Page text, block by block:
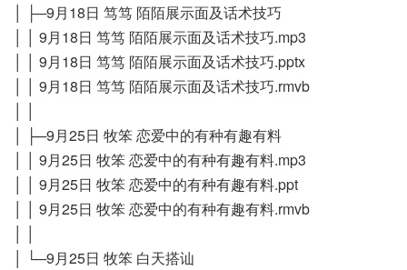
│ ├─9月18日 笃笃 陌陌展示面及话术技巧
│ │ 9月18日 笃笃 陌陌展示面及话术技巧.mp3
│ │ 9月18日 笃笃 陌陌展示面及话术技巧.pptx
│ │ 9月18日 笃笃 陌陌展示面及话术技巧.rmvb
│ ├─9月25日 牧笨 恋爱中的有种有趣有料
│ │ 9月25日 牧笨 恋爱中的有种有趣有料.mp3
│ │ 9月25日 牧笨 恋爱中的有种有趣有料.ppt
│ │ 9月25日 牧笨 恋爱中的有种有趣有料.rmvb
│ └─9月25日 牧笨 白天搭讪